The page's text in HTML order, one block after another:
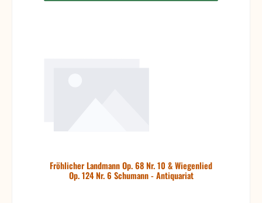
Fröhlicher Landmann Op. 68 Nr. 10 & Wiegenlied
Op. 124 Nr. 6 Schumann - Antiquariat